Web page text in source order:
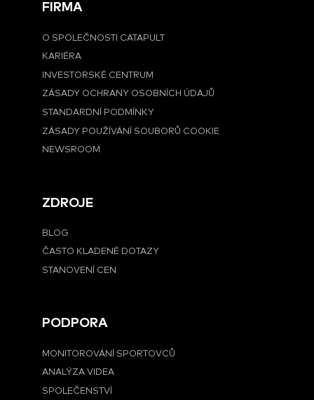
FIRMA
O SPOLEČNOSTI CATAPULT
KARIÉRA
INVESTORSKÉ CENTRUM
ZÁSADY OCHRANY OSOBNÍCH ÚDAJŮ
STANDARDNÍ PODMÍNKY
ZÁSADY POUŽÍVÁNÍ SOUBORŮ COOKIE
NEWSROOM
ZDROJE
BLOG
ČASTO KLADENÉ DOTAZY
STANOVENÍ CEN
PODPORA
MONITOROVÁNÍ SPORTOVCŮ
ANALÝZA VIDEA
SPOLEČENSTVÍ